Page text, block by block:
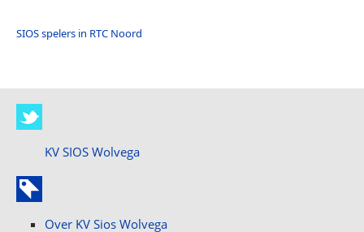
SIOS spelers in RTC Noord
KV SIOS Wolvega
Over KV Sios Wolvega